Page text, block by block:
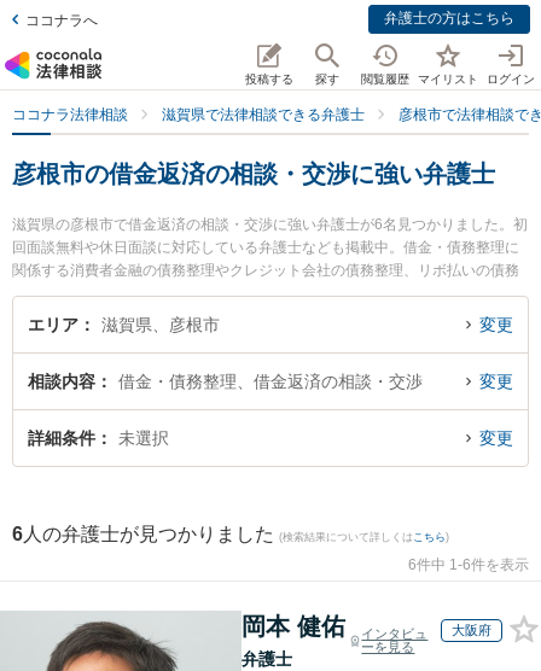
ココナラへ 弁護士の方はこちら
投稿する 探す 閲覧履歴 マイリスト ログイン
ココナラ法律相談 滋賀県で法律相談できる弁護士 彦根市で法律相談で
彦根市の借金返済の相談・交渉に強い弁護士
滋賀県の彦根市で借金返済の相談・交渉に強い弁護士が6名見つかりました。初
回面談無料や休日面談に対応している弁護士なども掲載中。借金・債務整理に
関係する消費者金融の債務整理やクレジット会社の債務整理、リボ払いの債務
整理等の細かな分野での絞り込み検索もでき便利です。特に彦根法律事務所の
林 直樹弁護士や南彦根法律事務所の鈴木 司弁護士、生駒法律事務所の矢田 圭
弁護士のプロフィール情報や弁護士費用、強みなどが注目されています。『彦
士に相談したい』『借金返済の相談・交渉のトラブル解決の実績豊富な近くの
弁護士を検索したい』『初回相談無料で借金返済の相談・交渉を法律相談でき
る彦根市内の弁護士に相談予約したい』などでお困りの相談者さんにおすすめ
エリア 滋賀県、彦根市 変更
相談内容 借金・債務整理、借金返済の相談・交渉 変更
詳細条件 未選択 変更
6 人の弁護士が見つかりました (検索結果について詳しくは こちら)
6件中 1-6件を表示
岡本 健佑
弁護士
インタビュ
ーを見る
大阪府